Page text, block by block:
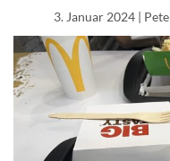
3. Januar 2024 |